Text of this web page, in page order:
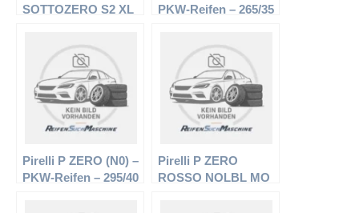
SOTTOZERO S2 XL
Winterreifen
PKW-Reifen – 265/35
Pirelli P ZERO (N0) –
PKW-Reifen – 295/40
Pirelli P ZERO
ROSSO NOLBL MO